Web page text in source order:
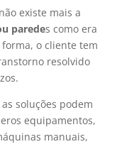
existe mais a
paredes como era
o cliente tem
resolvido
as soluções podem
equipamentos,
manuais,